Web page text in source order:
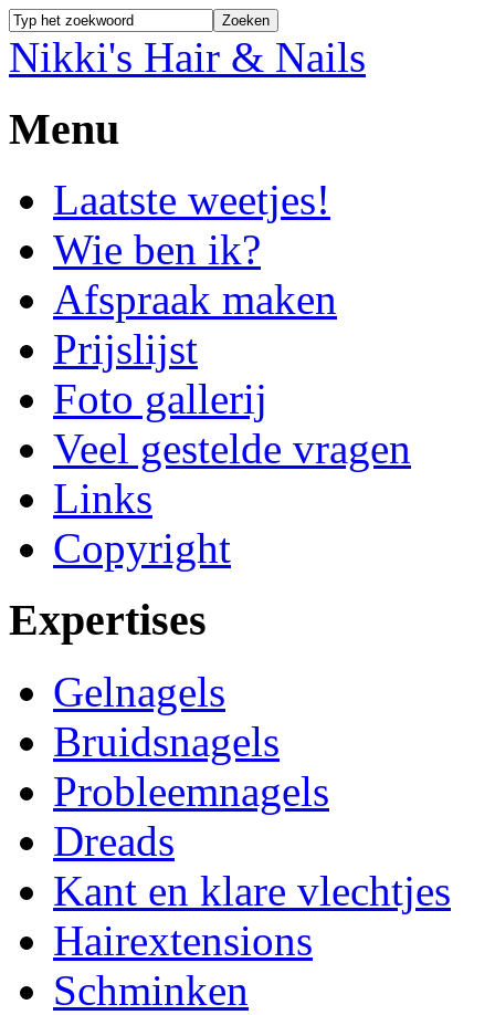
Nikki's Hair & Nails
Menu
Laatste weetjes!
Wie ben ik?
Afspraak maken
Prijslijst
Foto gallerij
Veel gestelde vragen
Links
Copyright
Expertises
Gelnagels
Bruidsnagels
Probleemnagels
Dreads
Kant en klare vlechtjes
Hairextensions
Schminken